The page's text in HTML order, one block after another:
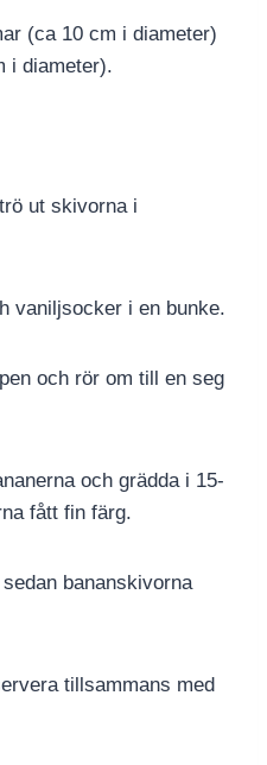
(ca 10 cm i diameter)
i diameter).
ut skivorna i
vaniljsocker i en bunke.
och rör om till en seg
och grädda i 15-
fått fin färg.
bananskivorna
tillsammans med